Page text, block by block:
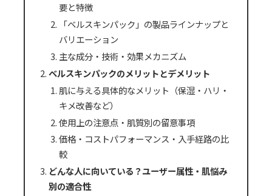
要と特徴
「ベルスキンパック」の製品ラインナップと
バリエーション
主な成分・技術・効果メカニズム
ベルスキンパックのメリットとデメリット
肌に与える具体的なメリット（保湿・ハリ・
キメ改善など）
使用上の注意点・肌質別の留意事項
価格・コストパフォーマンス・入手経路の比
較
どんな人に向いている？ユーザー属性・肌悩み
別の適合性